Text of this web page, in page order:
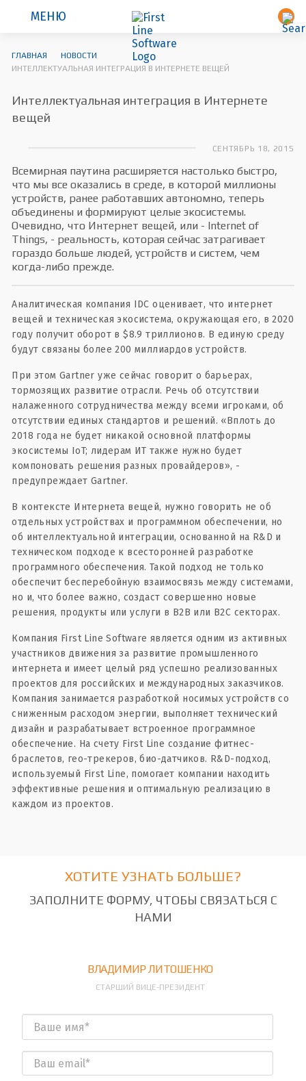
МЕНЮ
ГЛАВНАЯ
НОВОСТИ
ИНТЕЛЛЕКТУАЛЬНАЯ ИНТЕГРАЦИЯ В ИНТЕРНЕТЕ ВЕЩЕЙ
Интеллектуальная интеграция в Интернете
вещей
СЕНТЯБРЬ 18, 2015
Всемирная паутина расширяется настолько быстро,
что мы все оказались в среде, в которой миллионы
устройств, ранее работавших автономно, теперь
объединены и формируют целые экосистемы.
Очевидно, что Интернет вещей, или - Internet of
Things, - реальность, которая сейчас затрагивает
гораздо больше людей, устройств и систем, чем
когда-либо прежде.
Аналитическая компания IDC оценивает, что интернет
вещей и техническая экосистема, окружающая его, в 2020
году получит оборот в $8.9 триллионов. В единую среду
будут связаны более 200 миллиардов устройств.
При этом Gartner уже сейчас говорит о барьерах,
тормозящих развитие отрасли. Речь об отсутствии
налаженного сотрудничества между всеми игроками, об
отсутствии единых стандартов и решений. «Вплоть до
2018 года не будет никакой основной платформы
экосистемы IoT; лидерам ИТ также нужно будет
компоновать решения разных провайдеров», -
предупреждает Gartner.
В контексте Интернета вещей, нужно говорить не об
отдельных устройствах и программном обеспечении, но
об интеллектуальной интеграции, основанной на R&D и
техническом подходе к всесторонней разработке
программного обеспечения. Такой подход не только
обеспечит бесперебойную взаимосвязь между системами,
но и, что более важно, создаст совершенно новые
решения, продукты или услуги в B2B или B2C секторах.
Компания First Line Software является одним из активных
участников движения за развитие промышленного
интернета и имеет целый ряд успешно реализованных
проектов для российских и международных заказчиков.
Компания занимается разработкой носимых устройств со
сниженным расходом энергии, выполняет технический
дизайн и разрабатывает встроенное программное
обеспечение. На счету First Line создание фитнес-
браслетов, гео-трекеров, био-датчиков. R&D-подход,
используемый First Line, помогает компании находить
эффективные решения и оптимальную реализацию в
каждом из проектов.
ХОТИТЕ УЗНАТЬ БОЛЬШЕ?
ЗАПОЛНИТЕ ФОРМУ, ЧТОБЫ СВЯЗАТЬСЯ С
НАМИ
ВЛАДИМИР ЛИТОШЕНКО
СТАРШИЙ ВИЦЕ-ПРЕЗИДЕНТ